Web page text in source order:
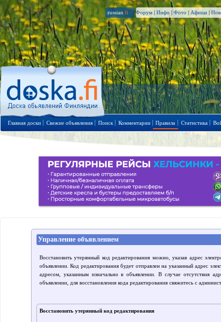
russian .fi Форум | Инфо | Фото | Афиша |
Главная доски Свежие объявления Поиск Комментарии Правила Статистика
Управление объявлением
Восстановить утерянный код редактирования можно, указав адрес
объявлении. Код редактирования будет отправлен на указанный адрес
адресом, указанным изначально в объявлении. В случае отсутствия
объявлении, для восстановления кода редактирования свяжитесь с
Восстановить утерянный код редактирования